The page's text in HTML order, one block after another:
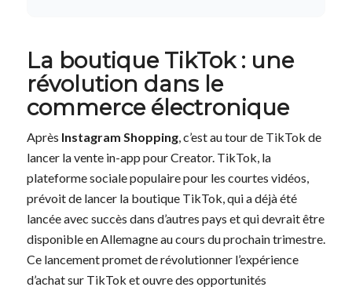
La boutique TikTok : une
révolution dans le
commerce électronique
Après Instagram Shopping, c’est au tour de TikTok de
lancer la vente in-app pour Creator. TikTok, la
plateforme sociale populaire pour les courtes vidéos,
prévoit de lancer la boutique TikTok, qui a déjà été
lancée avec succès dans d’autres pays et qui devrait être
disponible en Allemagne au cours du prochain trimestre.
Ce lancement promet de révolutionner l’expérience
d’achat sur TikTok et ouvre des opportunités